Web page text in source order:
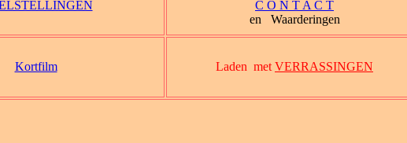
C O N T A C T
en
Waarderingen
Kortfilm Laden met VERRASSINGEN